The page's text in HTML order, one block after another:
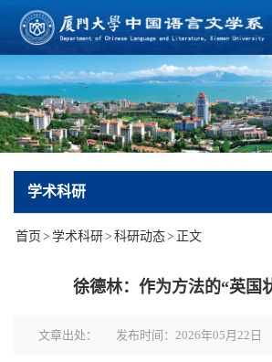
学术科研
首页 > 学术科研> 科研动态> 正文
徐德林：作为方法的“英国
文章出处： 发布时间：2026年05月22日